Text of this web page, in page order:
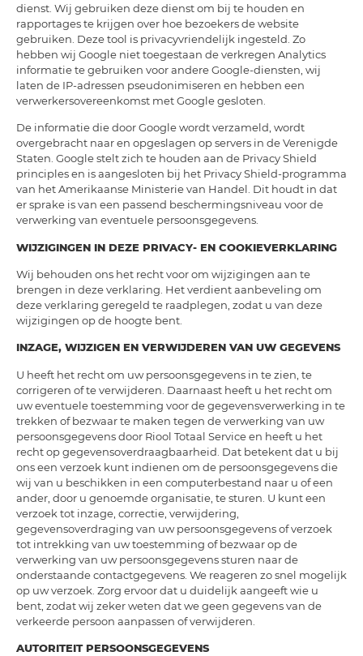
dienst. Wij gebruiken deze dienst om bij te houden en
rapportages te krijgen over hoe bezoekers de website
gebruiken. Deze tool is privacyvriendelijk ingesteld. Zo
hebben wij Google niet toegestaan de verkregen Analytics
informatie te gebruiken voor andere Google-diensten, wij
laten de IP-adressen pseudonimiseren en hebben een
verwerkersovereenkomst met Google gesloten.
De informatie die door Google wordt verzameld, wordt
overgebracht naar en opgeslagen op servers in de Verenigde
Staten. Google stelt zich te houden aan de Privacy Shield
principles en is aangesloten bij het Privacy Shield-programma
van het Amerikaanse Ministerie van Handel. Dit houdt in dat
er sprake is van een passend beschermingsniveau voor de
verwerking van eventuele persoonsgegevens.
WIJZIGINGEN IN DEZE PRIVACY- EN COOKIEVERKLARING
Wij behouden ons het recht voor om wijzigingen aan te
brengen in deze verklaring. Het verdient aanbeveling om
deze verklaring geregeld te raadplegen, zodat u van deze
wijzigingen op de hoogte bent.
INZAGE, WIJZIGEN EN VERWIJDEREN VAN UW GEGEVENS
U heeft het recht om uw persoonsgegevens in te zien, te
corrigeren of te verwijderen. Daarnaast heeft u het recht om
uw eventuele toestemming voor de gegevensverwerking in te
trekken of bezwaar te maken tegen de verwerking van uw
persoonsgegevens door Riool Totaal Service en heeft u het
recht op gegevensoverdraagbaarheid. Dat betekent dat u bij
ons een verzoek kunt indienen om de persoonsgegevens die
wij van u beschikken in een computerbestand naar u of een
ander, door u genoemde organisatie, te sturen. U kunt een
verzoek tot inzage, correctie, verwijdering,
gegevensoverdraging van uw persoonsgegevens of verzoek
tot intrekking van uw toestemming of bezwaar op de
verwerking van uw persoonsgegevens sturen naar de
onderstaande contactgegevens. We reageren zo snel mogelijk
op uw verzoek. Zorg ervoor dat u duidelijk aangeeft wie u
bent, zodat wij zeker weten dat we geen gegevens van de
verkeerde persoon aanpassen of verwijderen.
AUTORITEIT PERSOONSGEGEVENS